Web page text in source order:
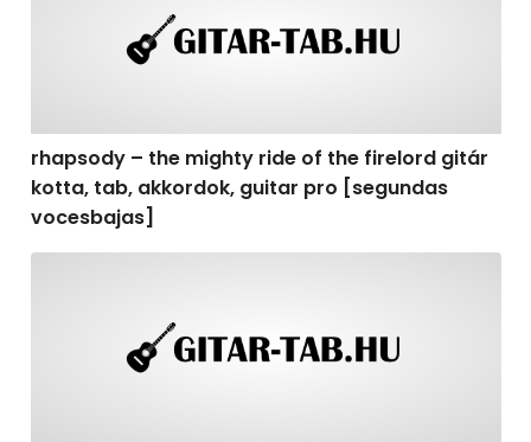
rhapsody – the mighty ride of the firelord gitár
kotta, tab, akkordok, guitar pro [segundas
vocesbajas]